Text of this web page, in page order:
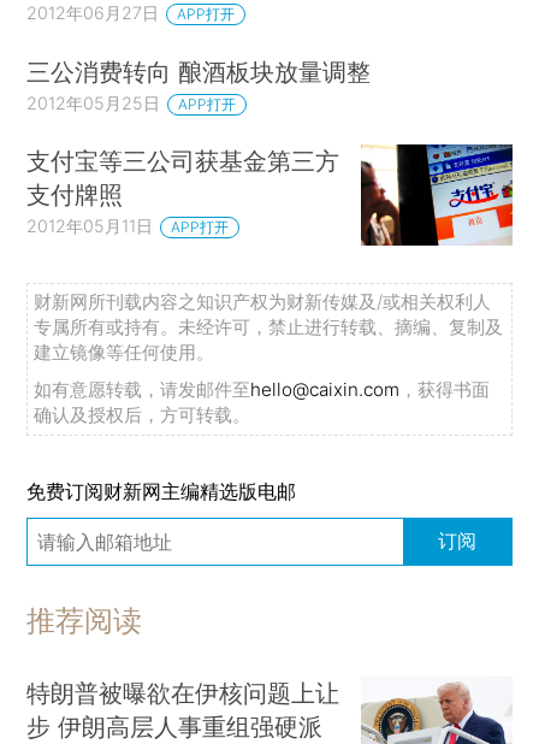
2012年06月27日 APP打开
三公消费转向 酿酒板块放量调整
2012年05月25日 APP打开
支付宝等三公司获基金第三方
支付牌照
2012年05月11日 APP打开
财新网所刊载内容之知识产权为财新传媒及/或相关权利人
专属所有或持有。未经许可，禁止进行转载、摘编、复制及
建立镜像等任何使用。
如有意愿转载，请发邮件至hello@caixin.com ，获得书面
确认及授权后，方可转载。
免费订阅财新网主编精选版电邮
订阅
推荐阅读
特朗普被曝欲在伊核问题上让
步 伊朗高层人事重组强硬派